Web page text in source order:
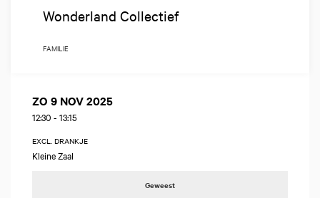
Wonderland Collectief
FAMILIE
ZO 9 NOV 2025
12:30 - 13:15
EXCL. DRANKJE
Kleine Zaal
Geweest